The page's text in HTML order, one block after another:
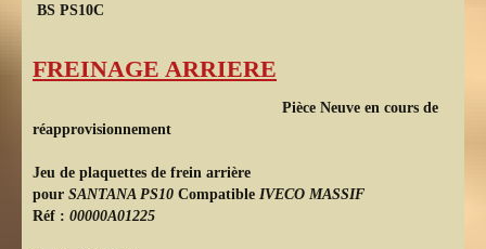
BS PS10C
FREINAGE ARRIERE
Pièce Neuve en cours de
réapprovisionnement
Jeu de plaquettes de frein arrière
pour SANTANA PS10 Compatible IVECO MASSIF
Réf : 00000A01225